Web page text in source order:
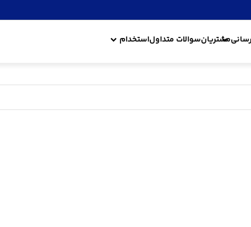
مشتریانسوالات متداولاستخدام